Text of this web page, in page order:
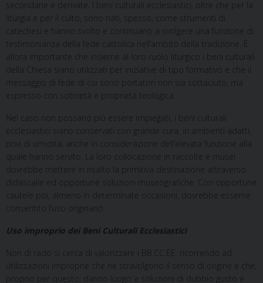
secondarie e derivate. I beni culturali ecclesiastici, oltre che per la
liturgia e per il culto, sono nati, spesso, come strumenti di
catechesi e hanno svolto e continuano a svolgere una funzione di
testimonianza della fede cattolica nell’ambito della tradizione. È
allora importante che insieme al loro ruolo liturgico i beni culturali
della Chiesa siano utilizzati per iniziative di tipo formativo e che il
messaggio di fede di cui sono portatori non sia sottaciuto, ma
espresso con sobrietà e proprietà teologica.
Nel caso non possano più essere impiegati, i beni culturali
ecclesiastici siano conservati con grande cura, in ambienti adatti,
privi di umidità, anche in considerazione dell’elevata funzione alla
quale hanno servito. La loro collocazione in raccolte e musei
dovrebbe mettere in risalto la primitiva destinazione attraverso
didascalie ed opportune soluzioni museografiche. Con opportune
cautele poi, almeno in determinate occasioni, dovrebbe esserne
consentito l’uso originario.
Uso improprio dei Beni Culturali Ecclesiastici
Non di rado si cerca di valorizzare i BB.CC.EE. ricorrendo ad
utilizzazioni improprie che ne stravolgono il senso di origine e che,
proprio per questo, danno luogo a soluzioni di dubbio gusto e